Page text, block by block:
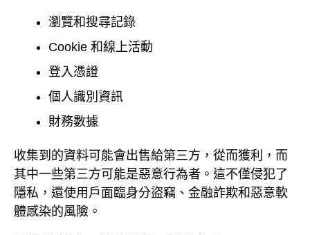
瀏覽和搜尋記錄
Cookie 和線上活動
登入憑證
個人識別資訊
財務數據
收集到的資料可能會出售給第三方，從而獲利，而
其中一些第三方可能是惡意行為者。這不僅侵犯了
隱私，還使用戶面臨身分盜竊、金融詐欺和惡意軟
體感染的風險。